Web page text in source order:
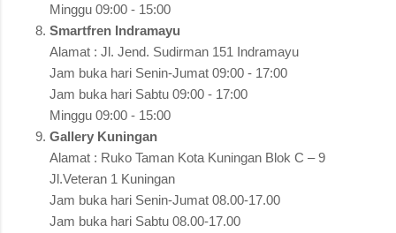
Minggu 09:00 - 15:00
Smartfren Indramayu
Alamat : Jl. Jend. Sudirman 151 Indramayu
Jam buka hari Senin-Jumat 09:00 - 17:00
Jam buka hari Sabtu 09:00 - 17:00
Minggu 09:00 - 15:00
Gallery Kuningan
Alamat : Ruko Taman Kota Kuningan Blok C – 9
Jl.Veteran 1 Kuningan
Jam buka hari Senin-Jumat 08.00-17.00
Jam buka hari Sabtu 08.00-17.00